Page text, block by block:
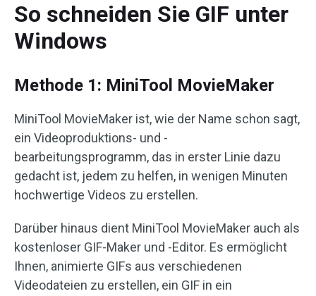
So schneiden Sie GIF unter
Windows
Methode 1: MiniTool MovieMaker
MiniTool MovieMaker ist, wie der Name schon sagt,
ein Videoproduktions- und -
bearbeitungsprogramm, das in erster Linie dazu
gedacht ist, jedem zu helfen, in wenigen Minuten
hochwertige Videos zu erstellen.
Darüber hinaus dient MiniTool MovieMaker auch als
kostenloser GIF-Maker und -Editor. Es ermöglicht
Ihnen, animierte GIFs aus verschiedenen
Videodateien zu erstellen, ein GIF in ein